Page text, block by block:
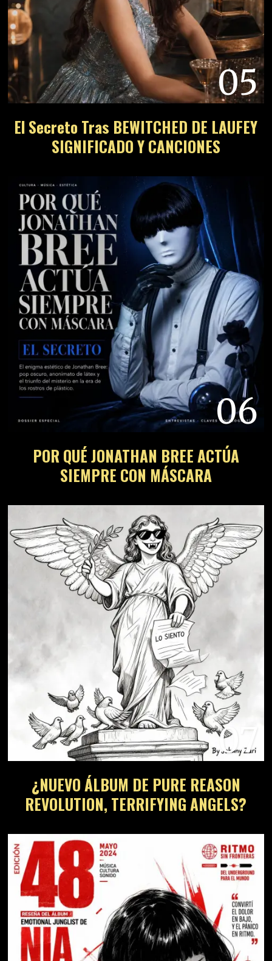
05
El Secreto Tras BEWITCHED DE LAUFEY
SIGNIFICADO Y CANCIONES
06
POR QUÉ JONATHAN BREE ACTÚA
SIEMPRE CON MÁSCARA
07
¿NUEVO ÁLBUM DE PURE REASON
REVOLUTION, TERRIFYING ANGELS?